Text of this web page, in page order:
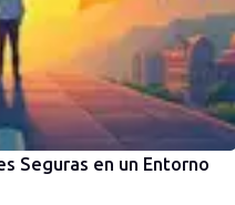
Seguras en un Entorno